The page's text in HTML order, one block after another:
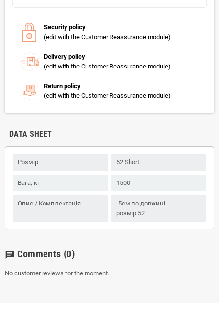
Security policy
(edit with the Customer Reassurance module)
Delivery policy
(edit with the Customer Reassurance module)
Return policy
(edit with the Customer Reassurance module)
DATA SHEET
Розмір 52 Short
Вага, кг 1500
Опис / Комплектація
-5см по довжині
розмір 52
chat Comments (0)
No customer reviews for the moment.